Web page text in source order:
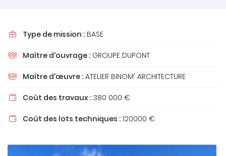
Recopier le code ci-contre
 Type de mission : BASE
 Maître d'ouvrage : GROUPE DUPONT
 Maître d'œuvre : ATELIER BINOM' ARCHITECTURE
 Coût des travaux : 380 000 €
 Coût des lots techniques : 120000 €